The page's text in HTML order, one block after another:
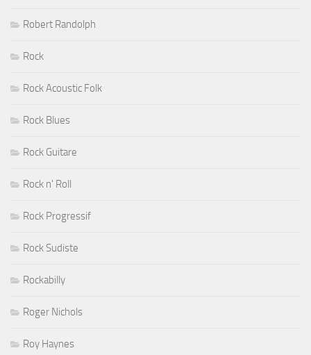
Robert Randolph
Rock
Rock Acoustic Folk
Rock Blues
Rock Guitare
Rock n' Roll
Rock Progressif
Rock Sudiste
Rockabilly
Roger Nichols
Roy Haynes